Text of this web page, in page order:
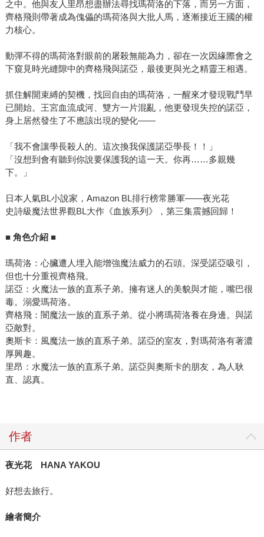
之中。他與友人里昂想盡辦法尋找瑪荷洛的下落，而另一方面，
齊格飛則帶著成為傀儡的瑪荷洛與大批人馬，逐漸接近王國的權
力核心。
動彈不得的瑪荷洛對眼前的屠殺無能為力，卻在一次因緣際會之
下窺見時光縫隙中的齊格飛與諾亞，最後更與光之精靈王相遇。
抓住解開束縛的契機，找回自由的瑪荷洛，一醒來才發現戰鬥早
已開始。王宮血流成河、雙方一片混亂，他更發現失控的諾亞，
身上居然發生了不應該出現的變化——
「我不會讓學長殺人的。這次換我保護諾亞學長！！」
「沒想到會有聽到你說要保護我的這一天。你再……多親幾
下。」
日本人氣BL小說家，Amazon BL排行榜常勝軍——夜光花
史詩級魔法世界觀BL大作《血族系列》，第三集震撼回歸！
■ 角色介紹 ■
瑪荷洛：心臟遭人埋入能增強魔法威力的石頭。深受諾亞吸引，
但也十分重視齊格飛。
諾亞：火魔法一族的直系子弟。擁有迷人的美貌與才能，嘴巴很
毒。溺愛瑪荷洛。
齊格飛：闇魔法一族的直系子弟。從小將瑪荷洛養在身邊。與諾
亞敵對。
奧斯卡：風魔法一族的直系子弟。諾亞的室友，對瑪荷洛有著濃
厚興趣。
里昂：水魔法一族的直系子弟。諾亞與奧斯卡的朋友，為人耿
直、認真。
作者
夜光花 HANA YAKOU
好想去旅行。
繪者簡介